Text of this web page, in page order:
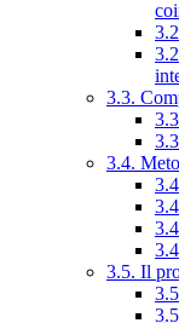
3.3.
3.4.
3.5. Il